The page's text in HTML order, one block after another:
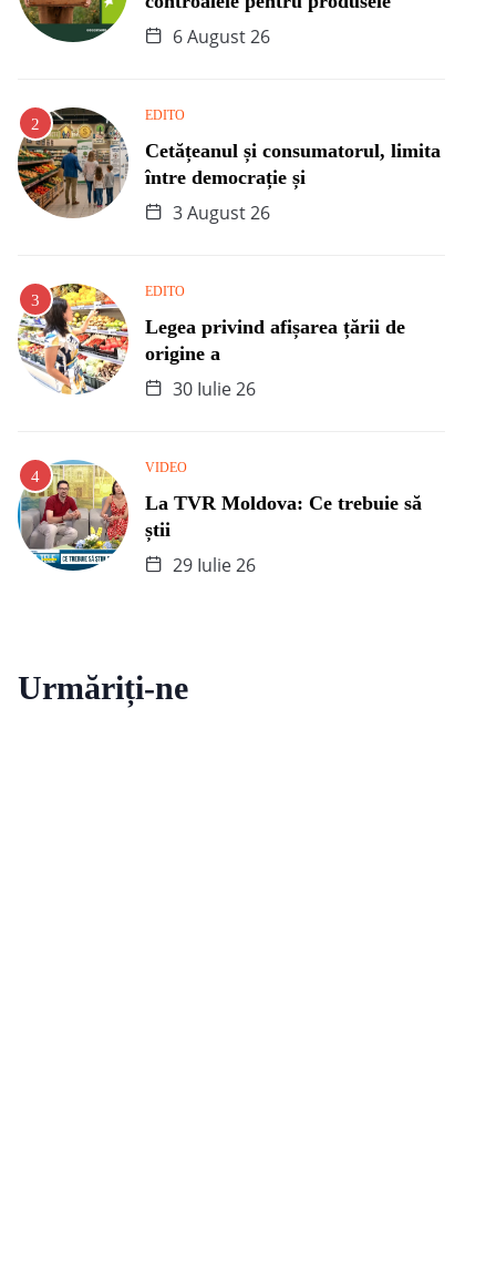
6 August 26
EDITO
Cetățeanul și consumatorul, limita
între democrație și
3 August 26
EDITO
Legea privind afișarea țării de
origine a
30 Iulie 26
VIDEO
La TVR Moldova: Ce trebuie să
știi
29 Iulie 26
Urmăriți-ne